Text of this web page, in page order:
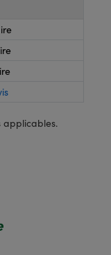
applicables.